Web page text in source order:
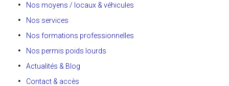
Nos moyens / locaux & véhicules
Nos services
Nos formations professionnelles
Nos permis poids lourds
Actualités & Blog
Contact & accès